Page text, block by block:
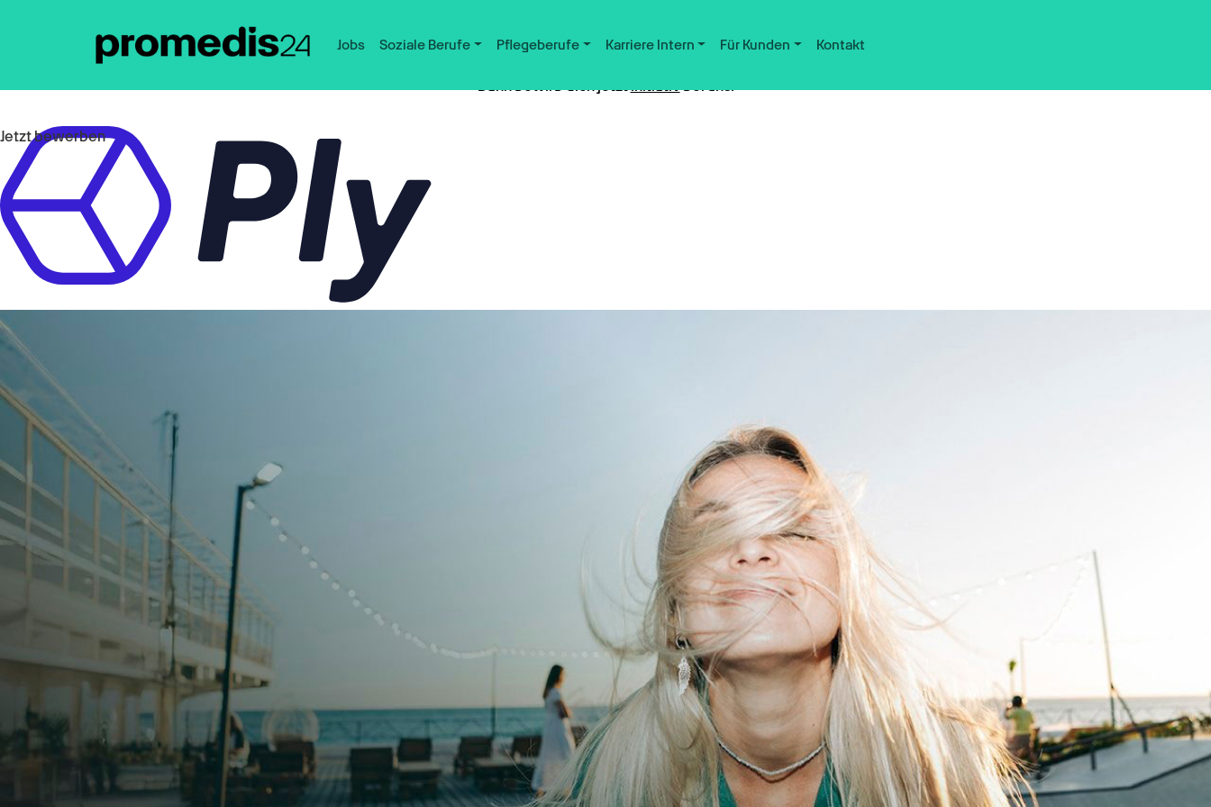
Jobs Soziale Berufe Pflegeberufe Karriere Intern Für Kunden Kontakt
Dann bewirb dich jetztinitiativbei uns.
Jetzt bewerben